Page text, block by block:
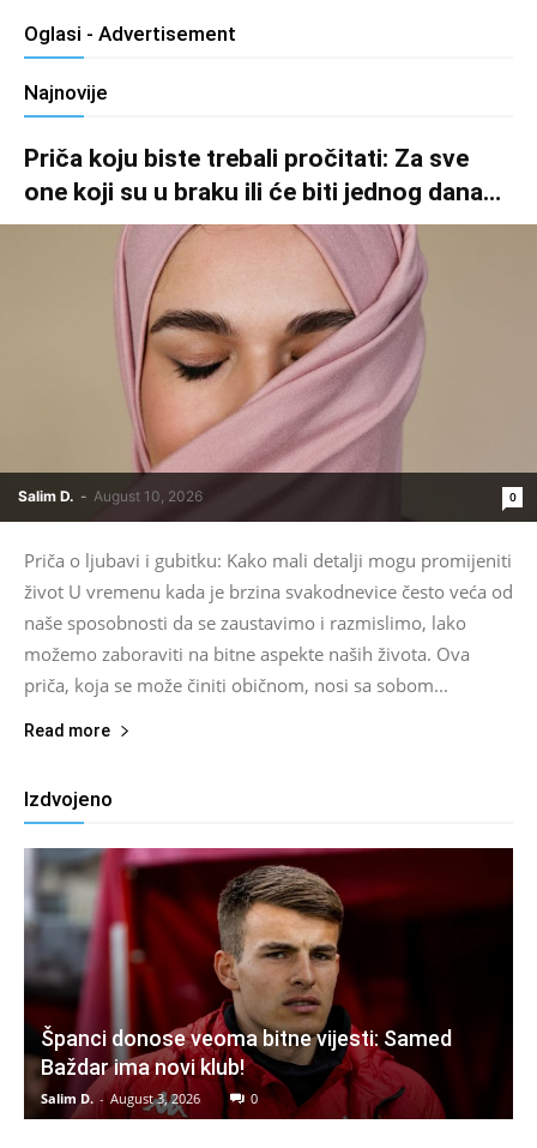
Oglasi - Advertisement
Najnovije
Priča koju biste trebali pročitati: Za sve
one koji su u braku ili će biti jednog dana…
Salim D. - August 10, 2026 0
Priča o ljubavi i gubitku: Kako mali detalji mogu promijeniti
život U vremenu kada je brzina svakodnevice često veća od
naše sposobnosti da se zaustavimo i razmislimo, lako
možemo zaboraviti na bitne aspekte naših života. Ova
priča, koja se može činiti običnom, nosi sa sobom...
Read more
Izdvojeno
Španci donose veoma bitne vijesti: Samed
Baždar ima novi klub!
Salim D. - August 3, 2026 0